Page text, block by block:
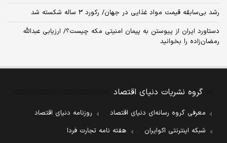
رشد بی‌سابقه قیمت مواد غذایی در جهان/ رکورد 3 ساله شکسته شد
دستاورد ایران از پیوستن به پیمان امنیتی مکه چیست؟/ ارزیابی عبدالله
رمضان‌زاده را بخوانید
گروه نشریات دنیای اقتصاد
معرفی گروه رسانه‌ای دنیای اقتصاد
روزنامه دنیای اقتصاد
شبکه اینترنتی اکوایران
هفته نامه تجارت فردا